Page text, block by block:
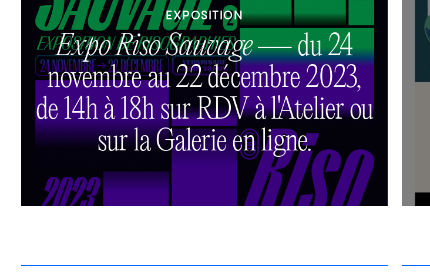
EXPOSITION
Expo Riso Sauvage— du 24
novembre au 22 décembre 2023,
de 14h à 18h sur RDV à l'Atelier ou
sur la Galerie en ligne.